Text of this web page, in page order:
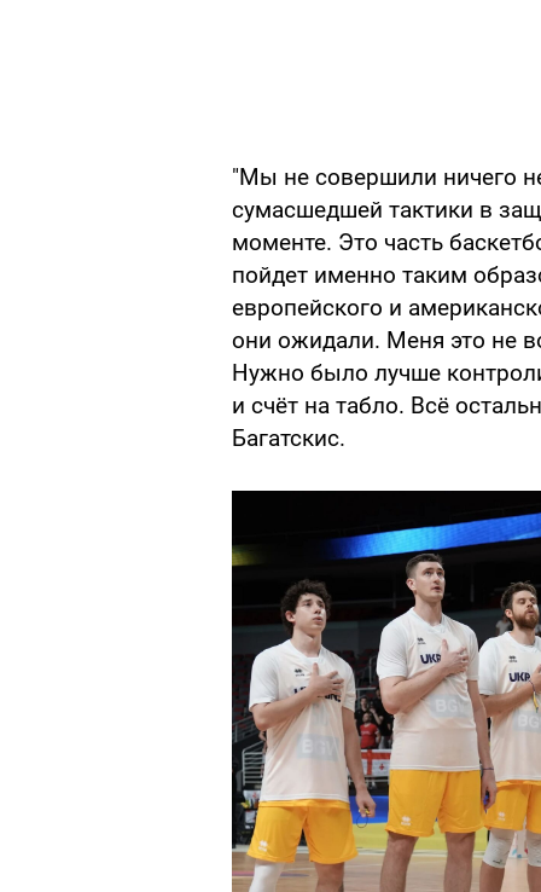
"Мы не совершили ничего
сумасшедшей тактики в
моменте. Это часть
пойдет именно таким
европейского и
они ожидали. Меня это не
Нужно было лучше
и счёт на табло. Всё
Багатскис.